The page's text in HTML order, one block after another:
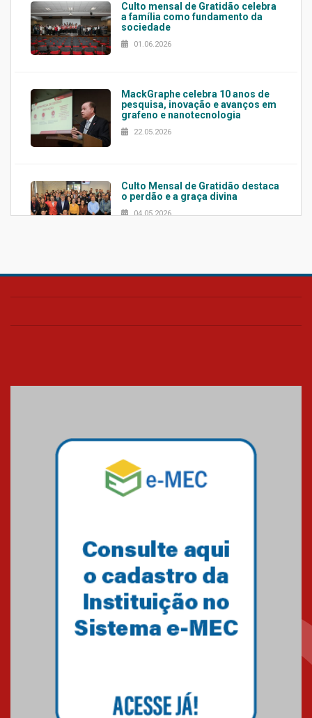
Culto mensal de Gratidão celebra
a família como fundamento da
sociedade
01.06.2026
MackGraphe celebra 10 anos de
pesquisa, inovação e avanços em
grafeno e nanotecnologia
22.05.2026
Culto Mensal de Gratidão destaca
o perdão e a graça divina
04.05.2026
Confira como foi o culto mensal
Mackenzie mobiliza campanha
solidária para apoiar famílias em
Minas Gerais
Primeiro culto do ano ressalta o
27.02.2026